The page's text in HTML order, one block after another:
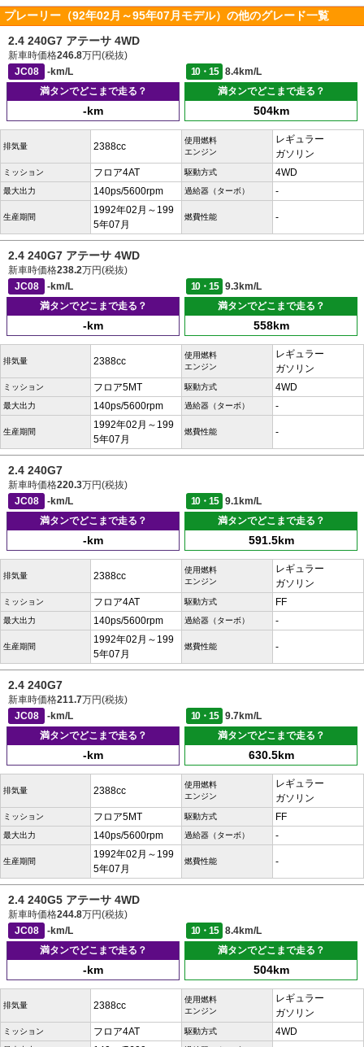
プレーリー（92年02月～95年07月モデル）の他のグレード一覧
2.4 240G7 アテーサ 4WD
新車時価格246.8万円(税抜)
JC08
-km/L 10・15
8.4km/L
満タンでどこまで走る？
-km
満タンでどこまで走る？
504km
排気量 2388cc
使用燃料
エンジン
レギュラー
ガソリン
ミッション フロア4AT 駆動方式 4WD
最大出力 140ps/5600rpm 過給器（ターボ） -
生産期間
1992年02月～199
5年07月
燃費性能 -
2.4 240G7 アテーサ 4WD
新車時価格238.2万円(税抜)
JC08
-km/L 10・15
9.3km/L
満タンでどこまで走る？
-km
満タンでどこまで走る？
558km
排気量 2388cc
使用燃料
エンジン
レギュラー
ガソリン
ミッション フロア5MT 駆動方式 4WD
最大出力 140ps/5600rpm 過給器（ターボ） -
生産期間
1992年02月～199
5年07月
燃費性能 -
2.4 240G7
新車時価格220.3万円(税抜)
JC08
-km/L 10・15
9.1km/L
満タンでどこまで走る？
-km
満タンでどこまで走る？
591.5km
排気量 2388cc
使用燃料
エンジン
レギュラー
ガソリン
ミッション フロア4AT 駆動方式 FF
最大出力 140ps/5600rpm 過給器（ターボ） -
生産期間
1992年02月～199
5年07月
燃費性能 -
2.4 240G7
新車時価格211.7万円(税抜)
JC08
-km/L 10・15
9.7km/L
満タンでどこまで走る？
-km
満タンでどこまで走る？
630.5km
排気量 2388cc
使用燃料
エンジン
レギュラー
ガソリン
ミッション フロア5MT 駆動方式 FF
最大出力 140ps/5600rpm 過給器（ターボ） -
生産期間
1992年02月～199
5年07月
燃費性能 -
2.4 240G5 アテーサ 4WD
新車時価格244.8万円(税抜)
JC08
-km/L 10・15
8.4km/L
満タンでどこまで走る？
-km
満タンでどこまで走る？
504km
排気量 2388cc
使用燃料
エンジン
レギュラー
ガソリン
ミッション フロア4AT 駆動方式 4WD